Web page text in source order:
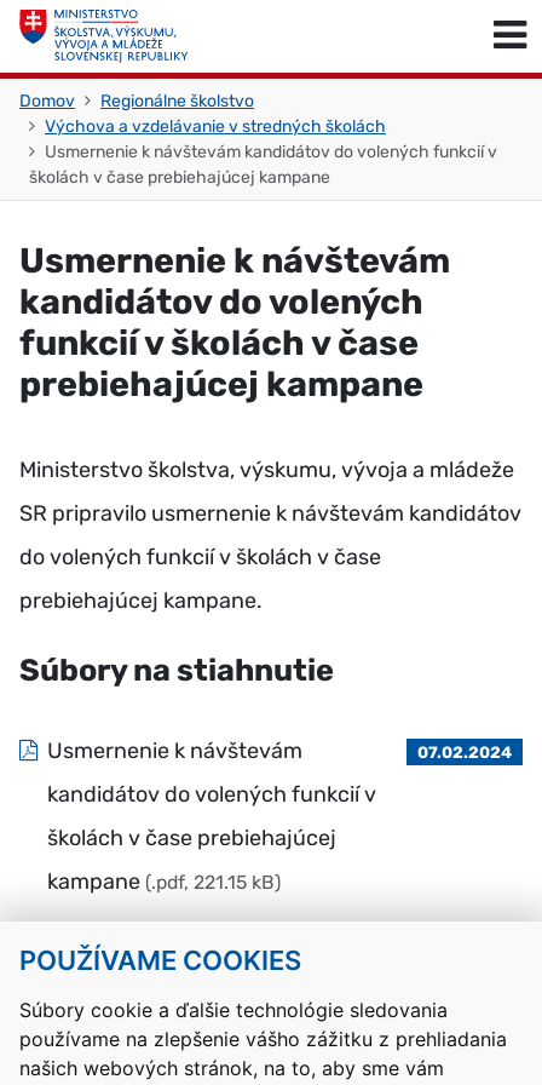
POUŽÍVAME COOKIES
Súbory cookie a ďalšie technológie sledovania
používame na zlepšenie vášho zážitku z prehliadania
našich webových stránok, na to, aby sme vám
Skočiť na obsah
Domov
Regionálne školstvo
Výchova a vzdelávanie v stredných školách
Usmernenie k návštevám kandidátov do volených funkcií v
školách v čase prebiehajúcej kampane
Usmernenie k návštevám
kandidátov do volených
funkcií v školách v čase
prebiehajúcej kampane
Ministerstvo školstva, výskumu, vývoja a mládeže
SR pripravilo usmernenie k návštevám kandidátov
do volených funkcií v školách v čase
prebiehajúcej kampane.
Súbory na stiahnutie
Usmernenie k návštevám
kandidátov do volených funkcií v
školách v čase prebiehajúcej
kampane (.pdf, 221.15 kB)
07.02.2024
Skočiť na začiatok stránky
Kontakty Mapa stránky RSS
Vyhlásenie o prístupnosti
Nastavenia cookies